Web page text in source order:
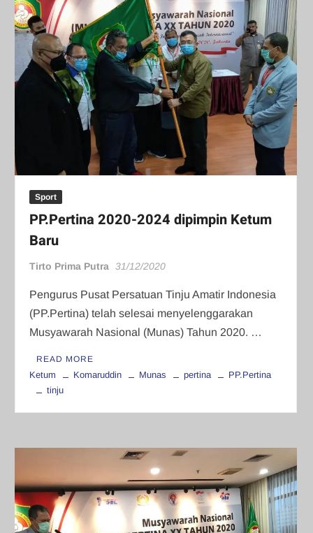
Sport
PP.Pertina 2020-2024 dipimpin Ketum
Baru
Tirto Prima Putra 31/12/2020
Pengurus Pusat Persatuan Tinju Amatir Indonesia
(PP.Pertina) telah selesai menyelenggarakan
Musyawarah Nasional (Munas) Tahun 2020. …
READ MORE
Ketum Komaruddin Munas pertina
PP.Pertina
tinju